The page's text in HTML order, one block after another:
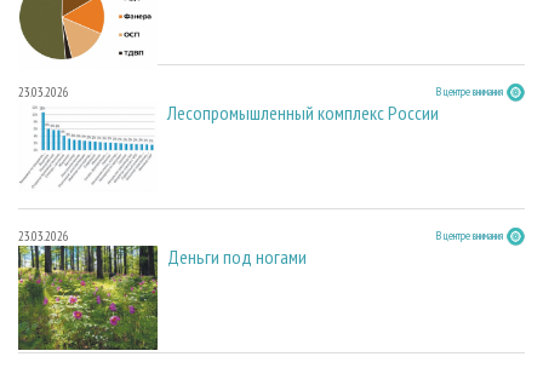
23.03.2026 В центре внимания
Лесопромышленный комплекс России
23.03.2026 В центре внимания
Деньги под ногами